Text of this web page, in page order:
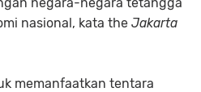
nasional, kata the Jakarta
memanfaatkan tentara